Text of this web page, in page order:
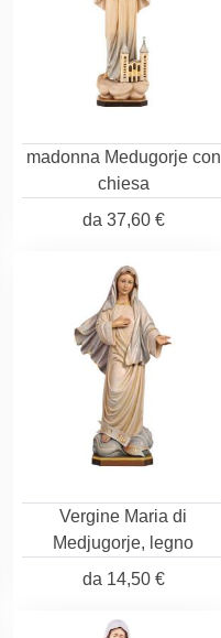
madonna Medugorje con
chiesa
da 37,60 €
Vergine Maria di
Medjugorje, legno
da 14,50 €